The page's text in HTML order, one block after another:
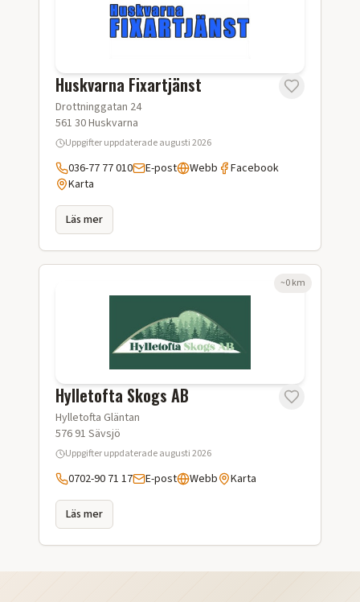
Huskvarna Fixartjänst
Drottninggatan 24
561 30Huskvarna
Uppgifter uppdateradeaugusti 2026
036-77 77 010 E-post Webb
Facebook
Karta
Läs mer
Hylletofta Skogs AB
Hylletofta Gläntan
576 91 Sävsjö
Uppgifter uppdateradeaugusti 2026
0702-90 71 17 E-post Webb Karta
Läs mer
~0km